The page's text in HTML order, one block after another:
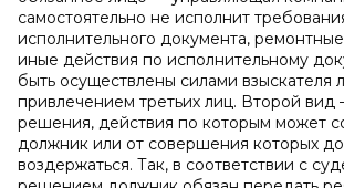
самостоятельно не исполнит
исполнительного документа,
иные действия по исполнительному
быть осуществлены силами взыскателя
привлечением третьих лиц. Второй
решения, действия по которым может
должник или от совершения которых
воздержаться. Так, в соответствии с